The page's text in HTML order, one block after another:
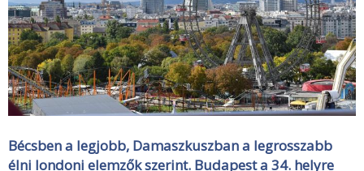
Bécsben a legjobb, Damaszkuszban a legrosszabb
élni londoni elemzők szerint. Budapest a 34. helyre